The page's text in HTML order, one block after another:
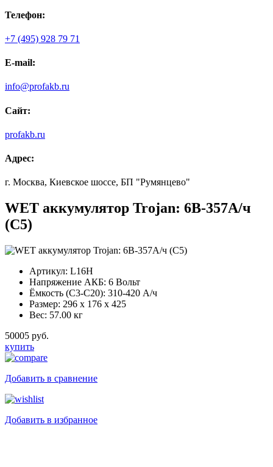
Телефон:
+7 (495) 928 79 71
E-mail:
info@profakb.ru
Сайт:
profakb.ru
Адрес:
г. Москва, Киевское шоссе, БП "Румянцево"
WET аккумулятор Trojan: 6В-357А/ч
(С5)
Артикул: L16H
Напряжение АКБ: 6 Вольт
Ёмкость (С3-С20): 310-420 А/ч
Размер: 296 x 176 x 425
Вес: 57.00 кг
50005 руб.
купить
Добавить в сравнение
Добавить в избранное